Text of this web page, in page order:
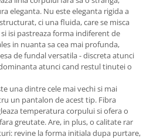
eleganta. Nu este eleganta rigida a
ci una fluida, care se misca
isi pastreaza forma indiferent de
in nuanta sa cea mai profunda,
de fundal versatila - discreta atunci
atunci cand restul tinutei o
una dintre cele mai vechi si mai
un pantalon de acest tip. Fibra
temperatura corpului si ofera o
greutate. Are, in plus, o calitate rar
revine la forma initiala dupa purtare,